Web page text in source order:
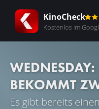
KinoCheck
Kostenlos im
BEKOMMT
Es gibt bereits